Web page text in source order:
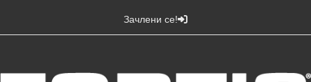
Зачлени се!